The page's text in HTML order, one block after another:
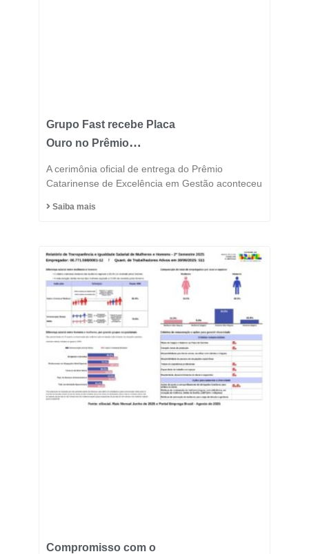
Grupo Fast recebe Placa
Ouro no Prêmio
Excelência 2025 e
A cerimônia oficial de entrega do Prêmio
Catarinense de Excelência em Gestão aconteceu
Saiba mais
Compromisso com o